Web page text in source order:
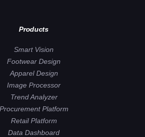
Products
Smart Vision
Footwear Design
Apparel Design
Image Processor
Trend Analyzer
Procurement Platform
Retail Platform
Data Dashboard